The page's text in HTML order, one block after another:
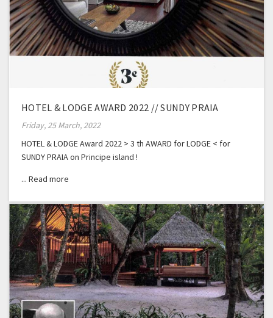
HOTEL & LODGE AWARD 2022 // SUNDY PRAIA
Friday, 25 March, 2022
HOTEL & LODGE Award 2022 > 3 th AWARD for LODGE < for
SUNDY PRAIA on Principe island !